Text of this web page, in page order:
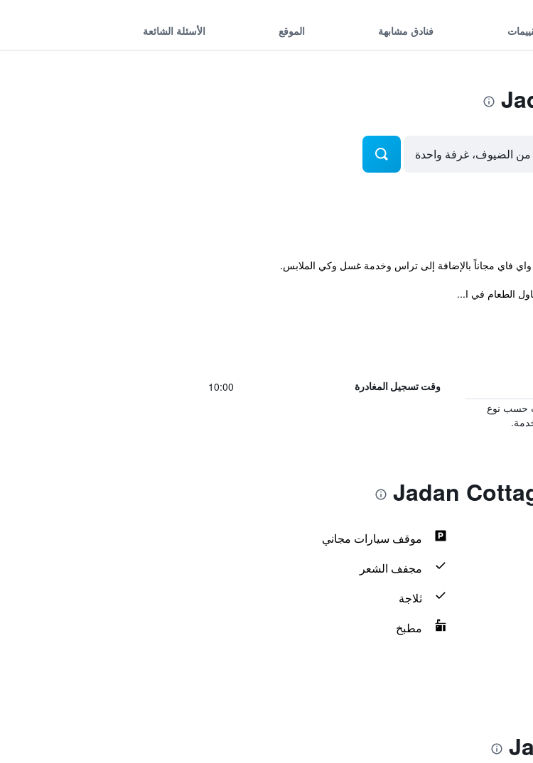
فنادق مشابهة الموقع الأسئلة الشائعة
الطعام في ا...
وقت تسجيل المغادرة 10:00
حسب نوع
موقف سيارات مجاني
مجفف الشعر
ثلاجة
مطبخ